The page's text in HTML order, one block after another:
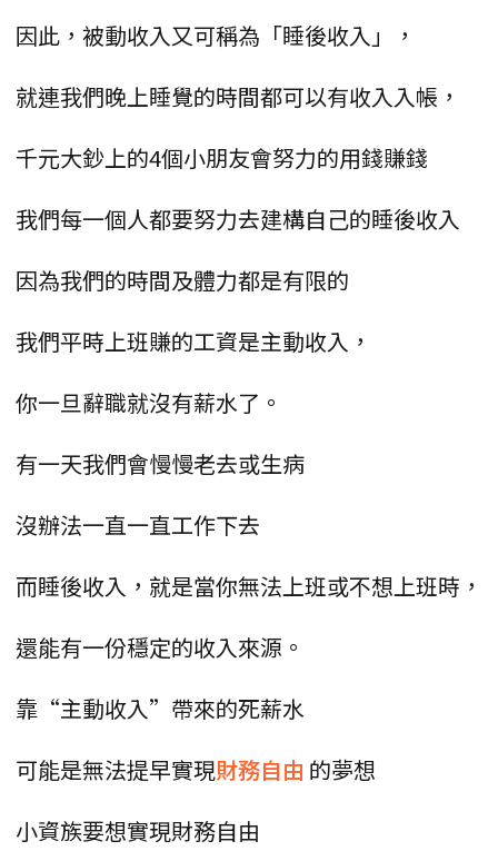
因此，被動收入又可稱為「睡後收入」，
就連我們晚上睡覺的時間都可以有收入入帳，
千元大鈔上的4個小朋友會努力的用錢賺錢
我們每一個人都要努力去建構自己的睡後收入
因為我們的時間及體力都是有限的
我們平時上班賺的工資是主動收入，
你一旦辭職就沒有薪水了。
有一天我們會慢慢老去或生病
沒辦法一直一直工作下去
而睡後收入，就是當你無法上班或不想上班時，
還能有一份穩定的收入來源。
靠“主動收入”帶來的死薪水
可能是無法提早實現財務自由 的夢想
小資族要想實現財務自由